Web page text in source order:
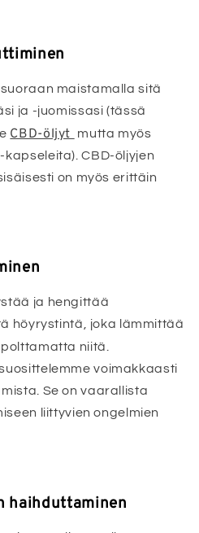
maistamalla sitä
ja -juomissasi (tässä
CBD-öljyt
mutta myös
kapseleita). CBD-öljyjen
on myös erittäin
ja hengittää
höyrystintä, joka lämmittää
polttamatta niitä.
voimakkaasti
Se on vaarallista
liittyvien ongelmien
haihduttaminen